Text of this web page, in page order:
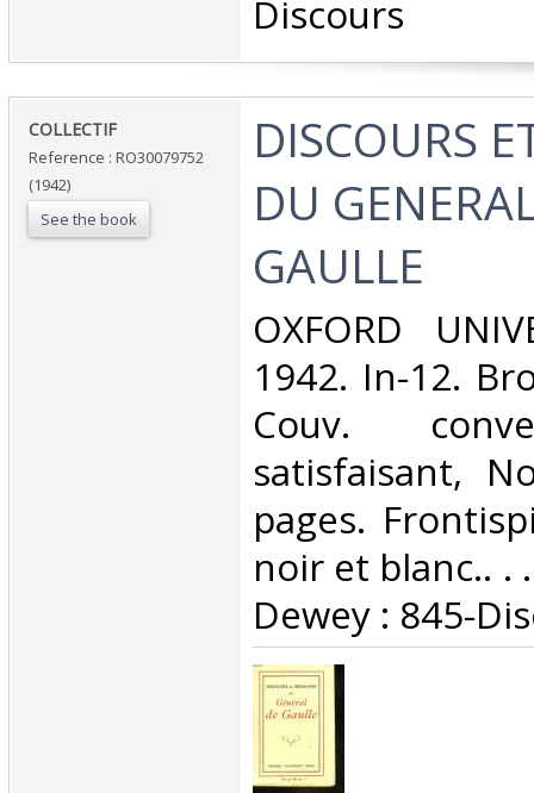
Discours‎
‎COLLECTIF‎
Reference : RO30079752
(1942)
See the book
‎DISCOURS
DU
GAULLE‎
‎OXFORD
1942. In-12.
Couv.
satisfaisant,
pages.
noir et blanc.. .
Dewey : 845-